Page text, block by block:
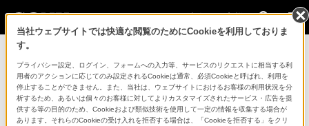
法人のお客様
コンスーマー製品に関するお問い合わせ
製品に関する重要なお知らせ
プロフェッショナル／業務用製品に関
当社ウェブサイトでは快適な閲覧のためにCookieを利用しておりま
す。
プライバシー設定、ログイン、フォームへの入力等、サービスのリクエストに相当する利
用者のアクションに応じてのみ設定されるCookieは通常、必須Cookieと呼ばれ、利用を
停止することができません。また、当社は、ウェブサイトにおけるお客様の利用状況を分
析するため、あるいは個々のお客様に対してよりカスタマイズされたサービス・広告を提
供する等の目的のため、Cookieおよび類似技術を使用して一定の情報を収集する場合が
あります。それらのCookieの受け入れを拒否する場合は、「Cookieを拒否する」をクリ